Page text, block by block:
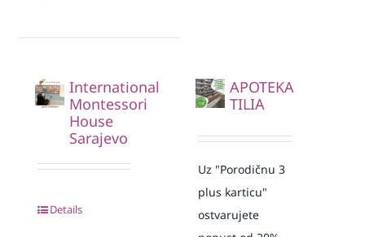
International
Montessori
House
Sarajevo
Details
APOTEKA
TILIA
Uz "Porodičnu 3
plus karticu"
ostvarujete